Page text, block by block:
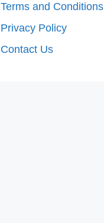
Terms and Conditions
Privacy Policy
Contact Us